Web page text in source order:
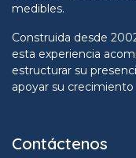
medibles.
Construida desde
esta experiencia
estructurar su
apoyar su
Contáctenos